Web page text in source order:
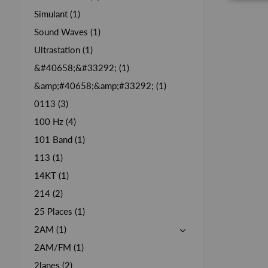
Simulant (1)
Sound Waves (1)
Ultrastation (1)
&#40658;&#33292; (1)
&amp;#40658;&amp;#33292; (1)
0113 (3)
100 Hz (4)
101 Band (1)
113 (1)
14KT (1)
214 (2)
25 Places (1)
2AM (1)
2AM/FM (1)
2lanes (2)